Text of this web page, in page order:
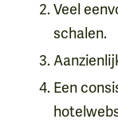
Veel
schalen.
Een